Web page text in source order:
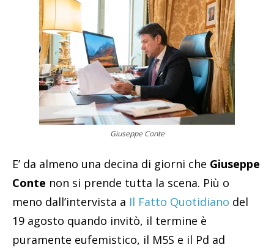
Giuseppe Conte
E’ da almeno una decina di giorni che Giuseppe
Conte non si prende tutta la scena. Più o
meno dall’intervista a Il Fatto Quotidiano del
19 agosto quando invitò, il termine è
puramente eufemistico, il M5S e il Pd ad